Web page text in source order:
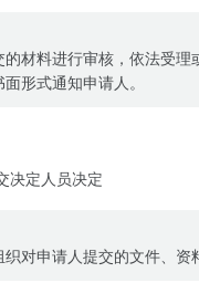
材料进行审核，依法受
形式通知申请人。
决定人员决定
对申请人提交的文件、资